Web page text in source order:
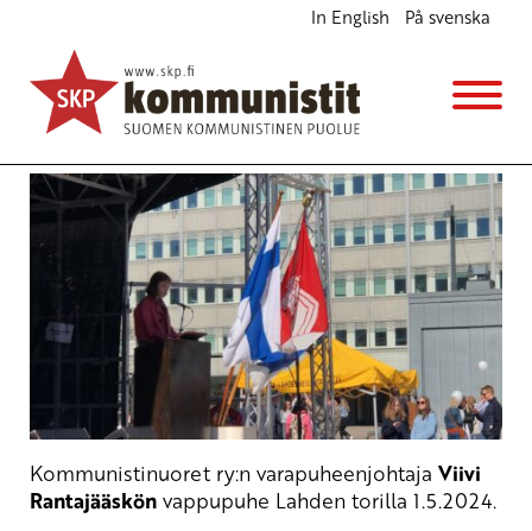
In English På svenska
Viivi Rantajääskön vappupuhe Lahden torilla
1.5.2024
Ajankohtaista Avainsanat:vappu
2.5.2024 - 14:35
SKP
Kommunistinuoret ry:n varapuheenjohtaja Viivi
Rantajääskön vappupuhe Lahden torilla 1.5.2024.